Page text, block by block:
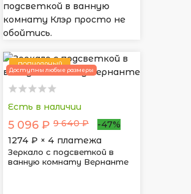
подсветкой в ванную
комнату Клэр просто не
обойтись.
ПОПУЛЯРНЫЙ
Доступны любые размеры
Есть в наличии
5 096 ₽ 9 640 ₽
-47%
1274 ₽ × 4 платежа
Зеркало с подсветкой в
ванную комнату Вернанте